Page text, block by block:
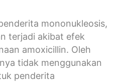
mononukleosis,
terjadi akibat efek
amoxicillin. Oleh
tidak menggunakan
penderita